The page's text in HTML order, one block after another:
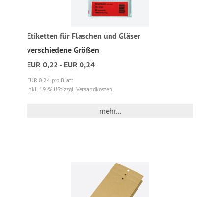
Etiketten für Flaschen und Gläser
verschiedene Größen
EUR 0,22 - EUR 0,24
EUR 0,24 pro Blatt
inkl. 19 % USt zzgl. Versandkosten
mehr...